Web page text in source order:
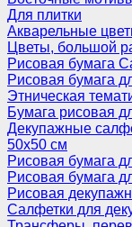
Для плитки
Акварельные
Цветы, большой
Рисовая бумага
Рисовая бумага
Этническая
Бумага рисовая
Декупажные
50х50 см
Рисовая бумага
Рисовая бумага
Рисовая
Салфетки для